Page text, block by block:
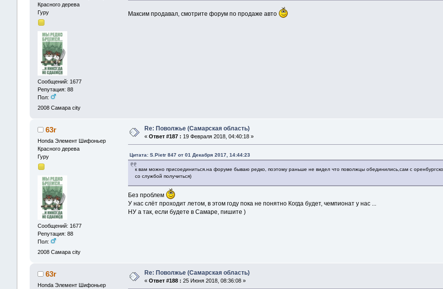
Красного дерева
Гуру
Сообщений: 1677
Репутация: 88
Пол:
2008 Самара city
Максим продавал, смотрите форум по продаже авто
63r
Honda Элемент Шифоньер
Красного дерева
Гуру
Сообщений: 1677
Репутация: 88
Пол:
2008 Самара city
Re: Поволжье (Самарская область)
« Ответ #187 : 19 Февраля 2018, 04:40:18 »
Цитата: S.Pietr 847 от 01 Декабря 2017, 14:44:23
к вам можно присоединиться.на форуме бываю редко, поэтому раньше не видел что поволжцы обединились,сам с
со службой получиться)
Без проблем
У нас слёт проходит летом, в этом году пока не понятно Когда будет, чемпионат у нас ...
НУ а так, если будете в Самаре, пишите )
63r
Honda Элемент Шифоньер
Re: Поволжье (Самарская область)
« Ответ #188 : 25 Июня 2018, 08:36:08 »